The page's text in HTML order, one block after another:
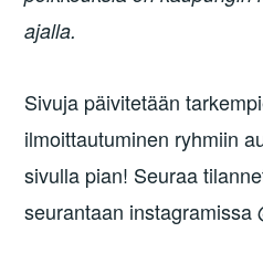
ajalla.
Sivuja päivitetään
ilmoittautuminen ryhmiin
sivulla pian! Seuraa
seurantaan instagramissa